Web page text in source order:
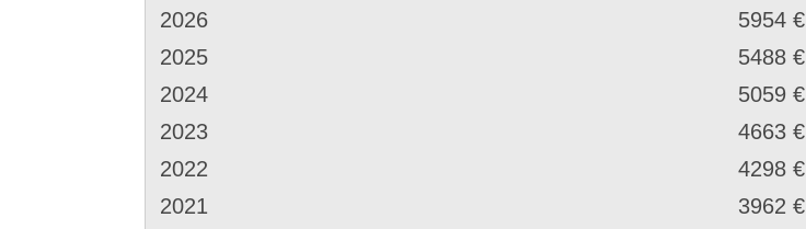
2026
5954 €
2025
5488 €
2024
5059 €
2023
4663 €
2022
4298 €
2021
3962 €